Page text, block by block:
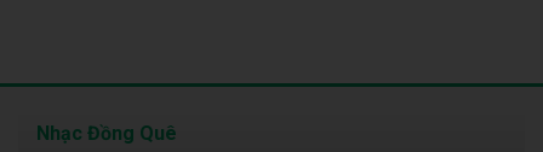
Nhạc Đồng Quê